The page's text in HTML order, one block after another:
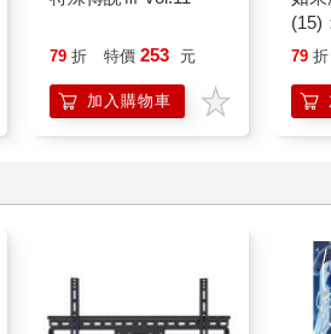
視著鏡中的這個畫面）知道嗎？這些
身為一個人不能為所欲為，當然不
。我們都是自由的。（把靜芳放開，
都太嚴肅了，妳還不敢把自己交出
時刻，就是她最脆弱、最不堪一擊的
這就是《海鷗》。
79 折 特價 253 元
加入購物車
(15)
貓
79 折